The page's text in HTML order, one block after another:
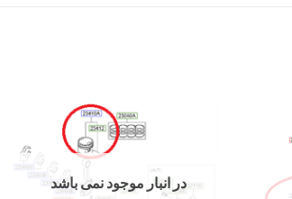
در انبار موجود نمی باشد